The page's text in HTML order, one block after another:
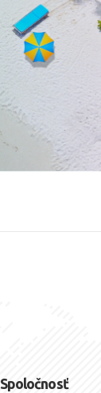
Spoločnosť